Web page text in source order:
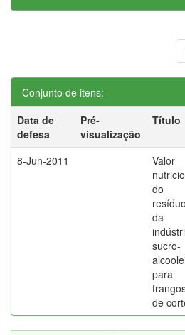
Conjunto de itens:
Data de
defesa
Pré-
visualização
Título
8-Jun-2011
Valor
do
resíduo
da
sucro-
para
de